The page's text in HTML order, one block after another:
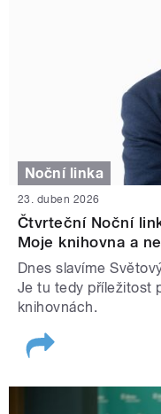
Noční linka
23. duben 2026
Čtvrteční Noční
Moje knihovna a
Dnes slavíme
Je tu tedy příležitost
knihovnách.